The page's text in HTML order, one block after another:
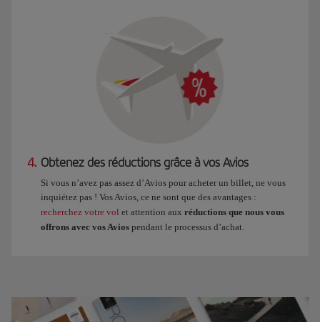
4. Obtenez des réductions grâce à vos Avios
Si vous n’avez pas assez d’Avios pour acheter un billet, ne vous
inquiétez pas ! Vos Avios, ce ne sont que des avantages :
recherchez votre vol et attention aux réductions que nous vous
offrons avec vos Avios pendant le processus d’achat.